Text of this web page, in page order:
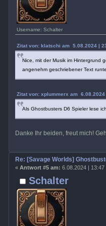
Username: Schalter
Zitat von: klatschi am 5.08.2024 |
Nice, mit der Musik im Hintergrund
angenehm geschriebener Text
Zitat von: xplummerx am 6.08.2024
Als Ghostbusters D6 Spieler lese
Danke Ihr beiden, freut mich!
Schalter
Re: [Savage Worlds]
« Antwort #5 am: 6.08.2024 | 13:47